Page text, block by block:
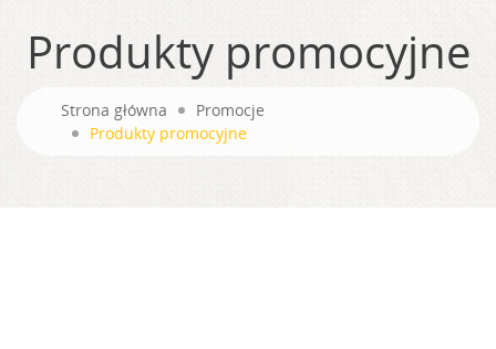
Produkty promocyjne
Strona główna
Promocje
Produkty promocyjne